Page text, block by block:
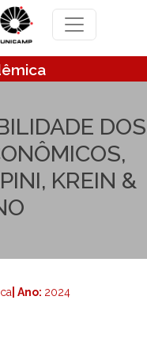
DOS
KREIN &
| Ano: 2024